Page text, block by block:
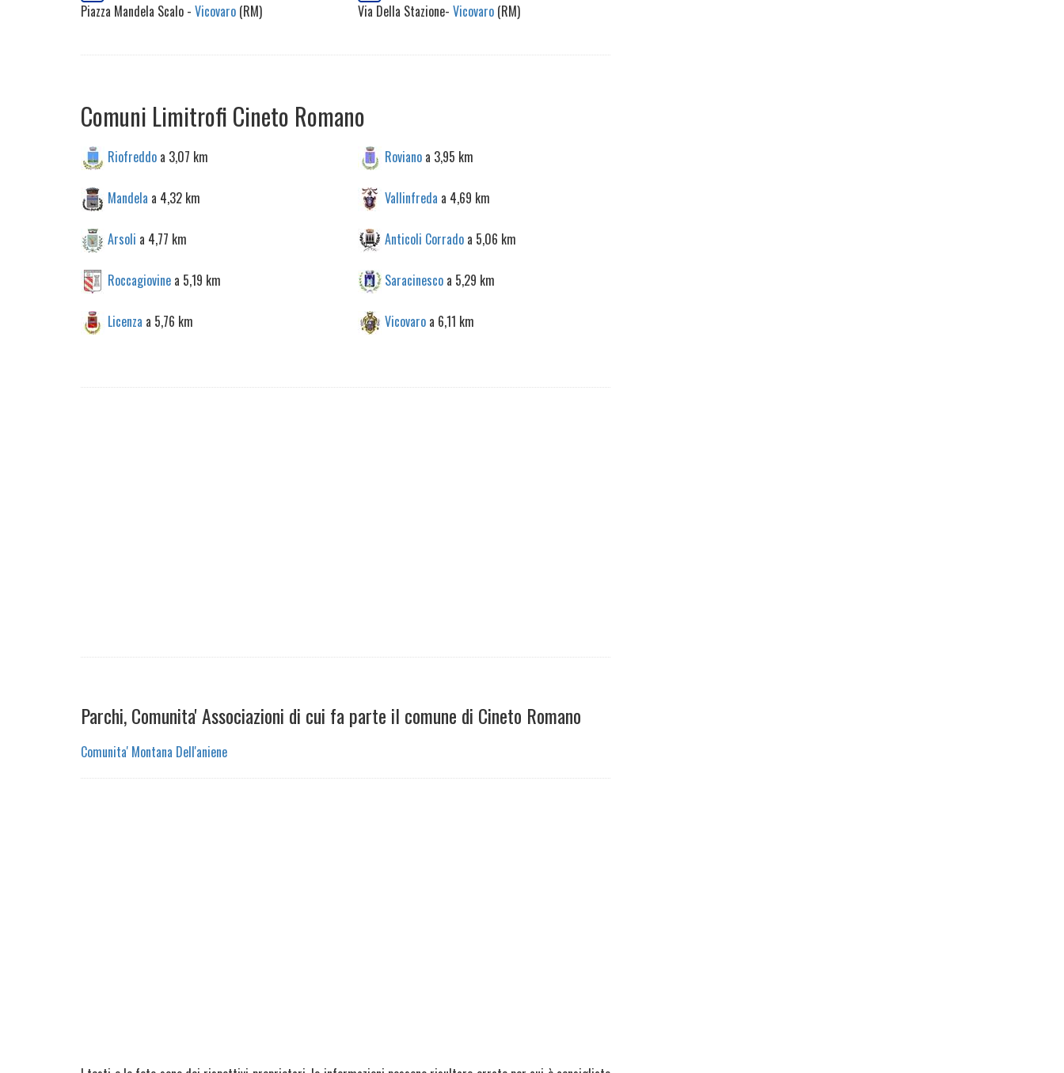
Piazza Mandela Scalo - Vicovaro (RM)
Via Della Stazione- Vicovaro(RM)
Comuni Limitrofi Cineto Romano
Riofreddo a 3,07 km Rovianoa 3,95 km
Mandela a 4,32 km Vallinfreda a 4,69 km
Arsoli a 4,77 km Anticoli Corradoa 5,06 km
Roccagiovine a 5,19 km Saracinescoa 5,29 km
Licenza a 5,76 km Vicovaroa 6,11 km
Parchi, Comunita' Associazioni di cui fa parte il comune di Cineto Romano
Comunita' Montana Dell'aniene